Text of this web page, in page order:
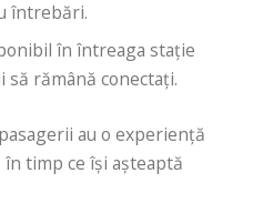
întrebări.
în întreaga stație
să rămână conectați.
au o experiență
timp ce își așteaptă